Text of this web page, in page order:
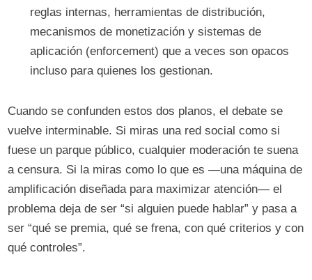
reglas internas, herramientas de distribución,
mecanismos de monetización y sistemas de
aplicación (enforcement) que a veces son opacos
incluso para quienes los gestionan.
Cuando se confunden estos dos planos, el debate se
vuelve interminable. Si miras una red social como si
fuese un parque público, cualquier moderación te suena
a censura. Si la miras como lo que es —una máquina de
amplificación diseñada para maximizar atención— el
problema deja de ser “si alguien puede hablar” y pasa a
ser “qué se premia, qué se frena, con qué criterios y con
qué controles”.